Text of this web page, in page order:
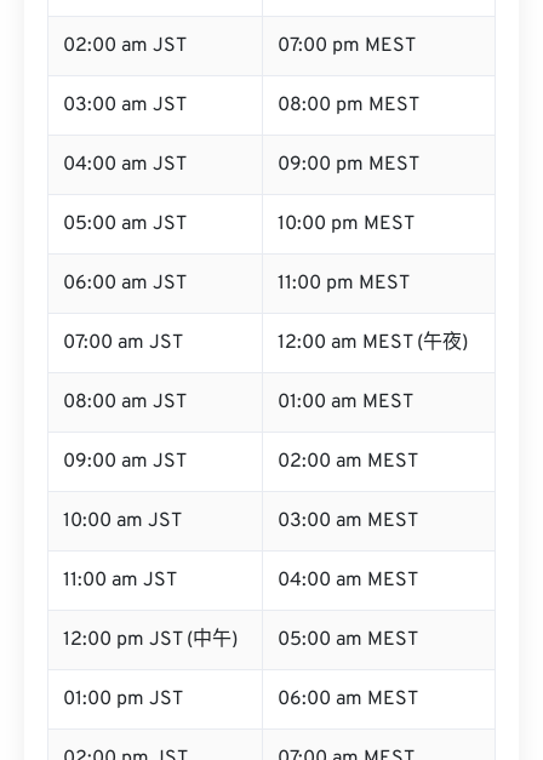
02:00 am JST 07:00 pm MEST
03:00 am JST 08:00 pm MEST
04:00 am JST 09:00 pm MEST
05:00 am JST 10:00 pm MEST
06:00 am JST 11:00 pm MEST
07:00 am JST 12:00 am MEST (午夜)
08:00 am JST 01:00 am MEST
09:00 am JST 02:00 am MEST
10:00 am JST 03:00 am MEST
11:00 am JST 04:00 am MEST
12:00 pm JST (中午) 05:00 am MEST
01:00 pm JST 06:00 am MEST